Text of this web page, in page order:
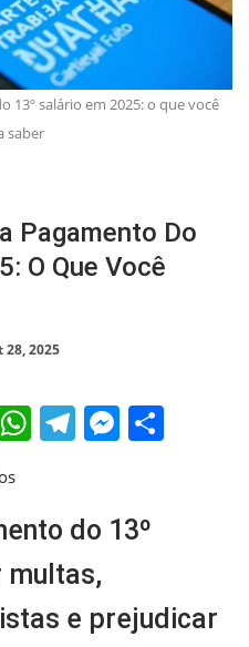
13º salário em 2025: o que você
saber
Pagamento Do
O Que Você
28, 2025
WhatsApp
Telegram
do 13º
multas,
e prejudicar